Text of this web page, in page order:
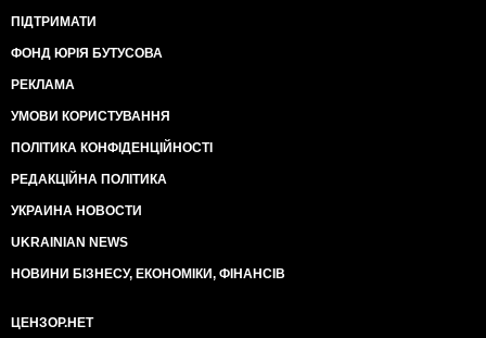
ПІДТРИМАТИ
ФОНД ЮРІЯ БУТУСОВА
РЕКЛАМА
УМОВИ КОРИСТУВАННЯ
ПОЛІТИКА КОНФІДЕНЦІЙНОСТІ
РЕДАКЦІЙНА ПОЛІТИКА
УКРАИНА НОВОСТИ
UKRAINIAN NEWS
НОВИНИ БІЗНЕСУ, ЕКОНОМІКИ, ФІНАНСІВ
ЦЕНЗОР.НЕТ